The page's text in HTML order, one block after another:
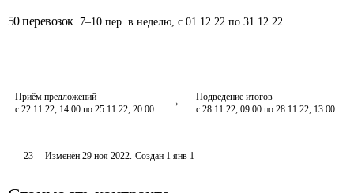
50 перевозок 7–10 пер. в неделю, с 01.12.22 по 31.12.22
Приём предложений
с 22.11.22, 14:00 по 25.11.22, 20:00
Подведение итогов
с 28.11.22, 09:00 по 28.11.22, 13:00
23 Изменён29 ноя 2022. Создан 1 янв 1